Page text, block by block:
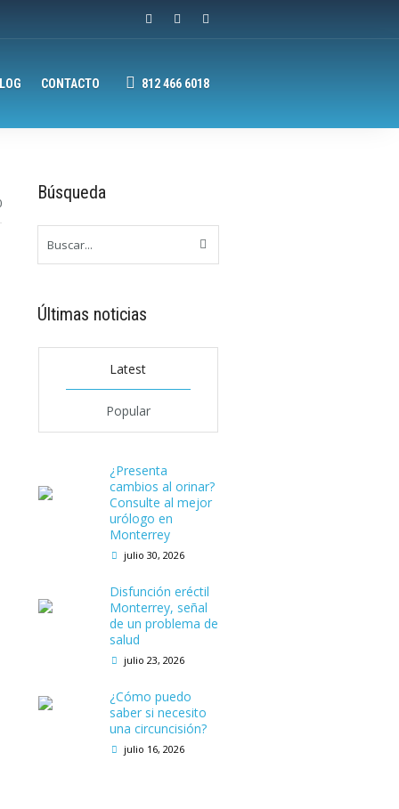
CONTACTO 812 466 6018
Búsqueda
Últimas noticias
Latest
Popular
¿Presenta
cambios al orinar?
Consulte al mejor
urólogo en
Monterrey
julio 30, 2026
Disfunción eréctil
Monterrey, señal
de un problema de
salud
julio 23, 2026
¿Cómo puedo
saber si necesito
una circuncisión?
julio 16, 2026